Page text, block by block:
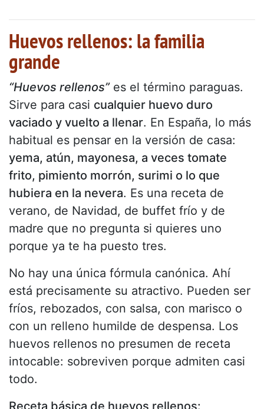
Huevos rellenos: la familia
grande
“Huevos rellenos”es el término paraguas.
Sirve para casi cualquier huevo duro
vaciado y vuelto a llenar. En España, lo más
habitual es pensar en la versión de casa:
yema, atún, mayonesa, a veces tomate
frito, pimiento morrón, surimi o lo que
hubiera en la nevera. Es una receta de
verano, de Navidad, de buffet frío y de
madre que no pregunta si quieres uno
porque ya te ha puesto tres.
No hay una única fórmula canónica. Ahí
está precisamente su atractivo. Pueden ser
fríos, rebozados, con salsa, con marisco o
con un relleno humilde de despensa. Los
huevos rellenos no presumen de receta
intocable: sobreviven porque admiten casi
todo.
Receta básica de huevos rellenos: